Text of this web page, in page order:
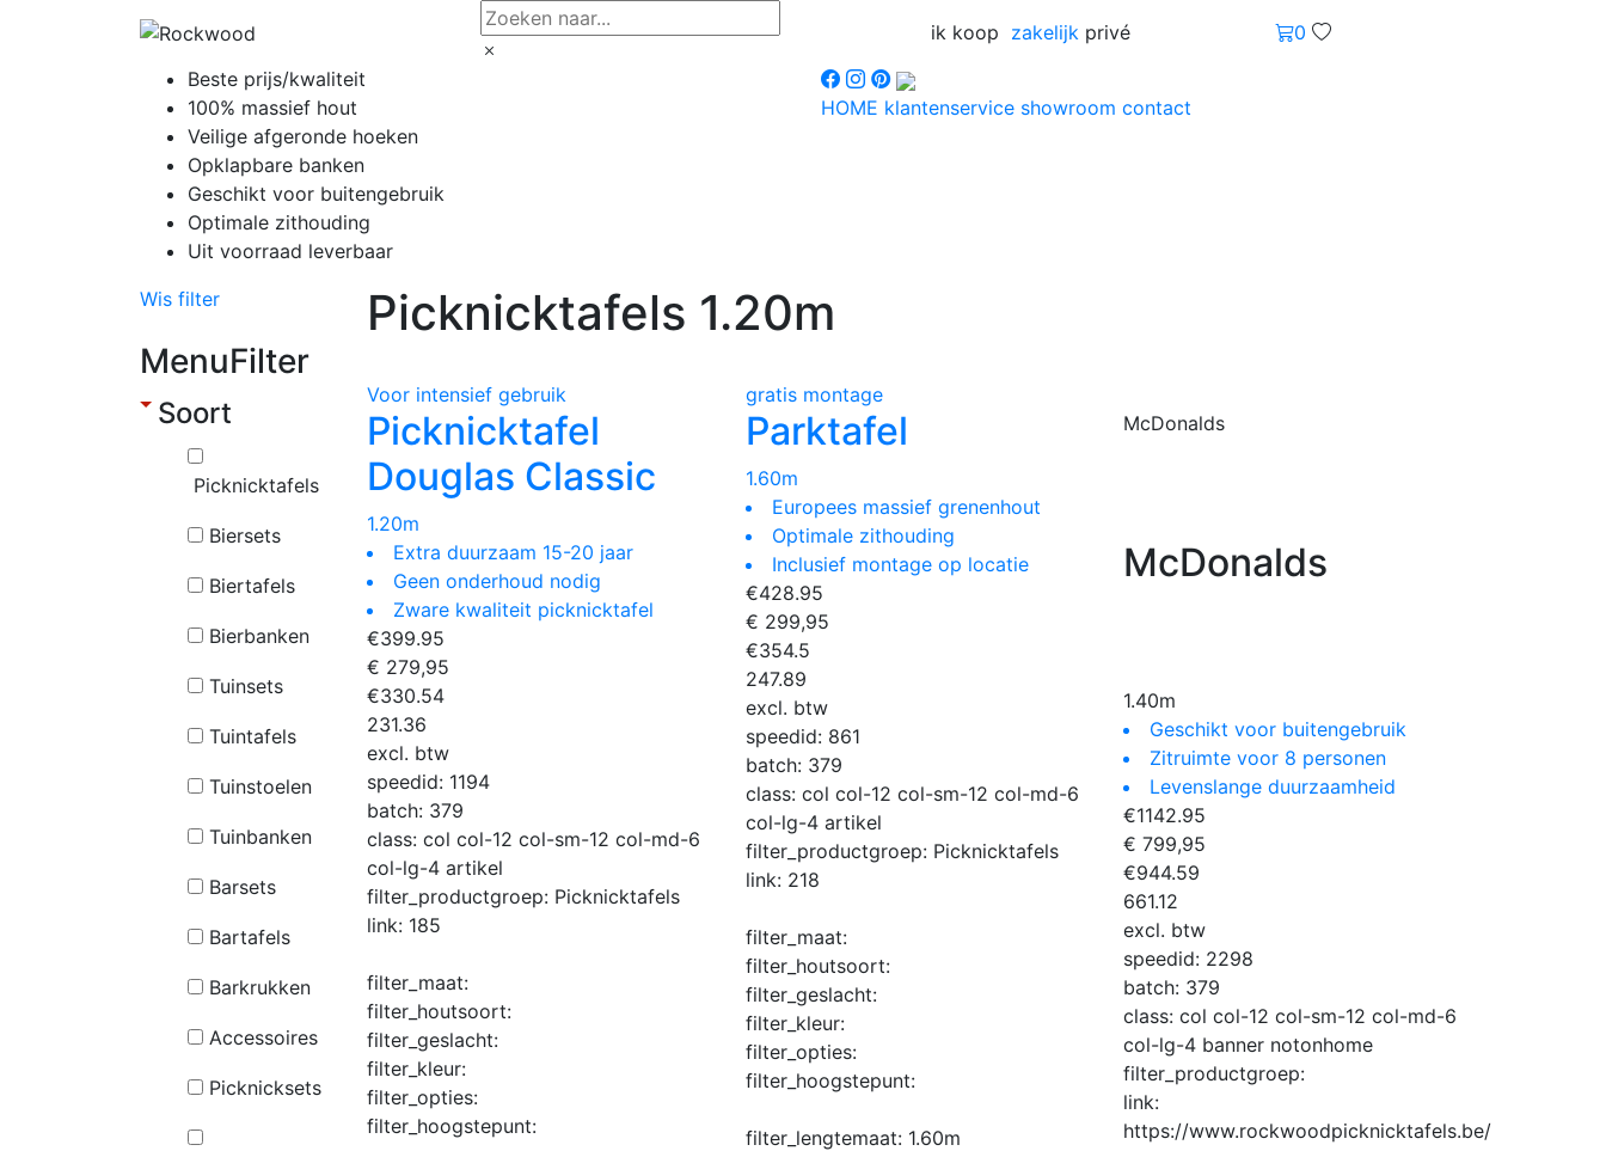
ik koop zakelijk privé
0
Beste prijs/kwaliteit
100% massief hout
Veilige afgeronde hoeken
Opklapbare banken
Geschikt voor buitengebruik
Optimale zithouding
Uit voorraad leverbaar
HOME klantenservice showroom contact
Wis filter
MenuFilter
Soort
Picknicktafels
Biersets
Biertafels
Bierbanken
Tuinsets
Tuintafels
Tuinstoelen
Tuinbanken
Barsets
Bartafels
Barkrukken
Accessoires
Picknicksets
Picknicktafels 1.20m
Voor intensief gebruik
Picknicktafel
Douglas Classic
1.20m
Extra duurzaam 15-20 jaar
Geen onderhoud nodig
Zware kwaliteit picknicktafel
€399.95
€ 279,95
€330.54
231.36
excl. btw
speedid: 1194
batch: 379
class: col col-12 col-sm-12 col-md-6
col-lg-4 artikel
filter_productgroep: Picknicktafels
link: 185
filter_maat:
filter_houtsoort:
filter_geslacht:
filter_kleur:
filter_opties:
filter_hoogstepunt:
gratis montage
Parktafel
1.60m
Europees massief grenenhout
Optimale zithouding
Inclusief montage op locatie
€428.95
€ 299,95
€354.5
247.89
excl. btw
speedid: 861
batch: 379
class: col col-12 col-sm-12 col-md-6
col-lg-4 artikel
filter_productgroep: Picknicktafels
link: 218
filter_maat:
filter_houtsoort:
filter_geslacht:
filter_kleur:
filter_opties:
filter_hoogstepunt:
filter_lengtemaat: 1.60m
McDonalds
McDonalds
1.40m
Geschikt voor buitengebruik
Zitruimte voor 8 personen
Levenslange duurzaamheid
€1142.95
€ 799,95
€944.59
661.12
excl. btw
speedid: 2298
batch: 379
class:col col-12 col-sm-12 col-md-6
col-lg-4 banner notonhome
filter_productgroep:
link:
https://www.rockwoodpicknicktafels.be/